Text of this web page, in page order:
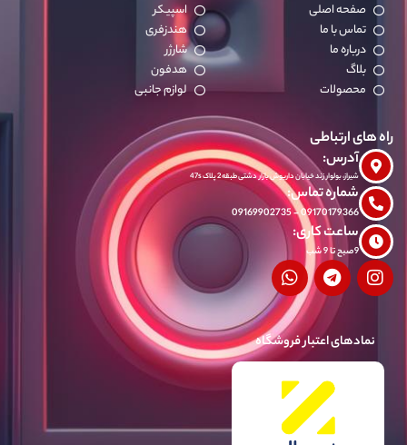
نمادهای اعتبار فروشگاه
صفحه اصلی
تماس با ما
درباره ما
بلاگ
محصولات
اسپیکر
هندزفری
شارژر
هدفون
لوازم جانبی
راه های ارتباطی
آدرس:
شیراز، بولوار زند خیابان داریوش بازار دشتی طبقه 2 پلاک 47s
شماره تماس:
09170179366 - 09169902735
ساعت کاری:
9صبح تا 9 شب